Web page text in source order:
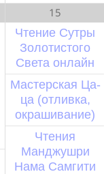
15
Чтение Сутры
Золотистого
Света онлайн
Мастерская Ца-
ца (отливка,
окрашивание)
Чтения
Манджушри
Нама Самгити